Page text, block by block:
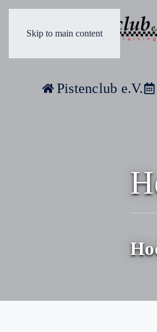
Skip to main content
Pistenclub e.V.